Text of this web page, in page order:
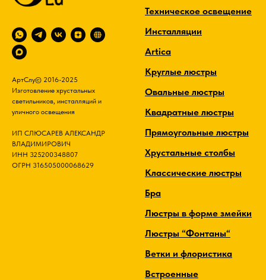
АртСлу© 2016-2025
Изготовление хрустальных
светильников, инсталляций и
уличного освещения
ИП СЛЮСАРЕВ АЛЕКСАНДР
ВЛАДИМИРОВИЧ
ИНН 325200348807
ОГРН 316505000068629
Техническое освещение
Инсталляции
Artica
Круглые люстры
Овальные люстры
Квадратные люстры
Прямоугольные люстры
Хрустальные столбы
Классические люстры
Бра
Люстры в форме змейки
Люстры “Фонтаны“
Ветки и флористика
Встроенные